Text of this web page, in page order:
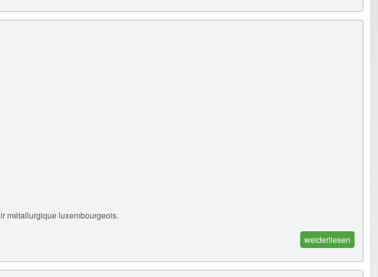
métallurgique luxembourgeois.
weiderliesen